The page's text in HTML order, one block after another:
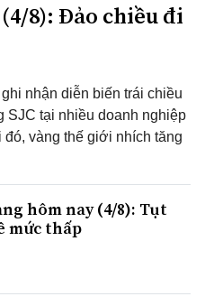
8): Đảo chiều đi
nhận diễn biến trái chiều
SJC tại nhiều doanh nghiệp
đó, vàng thế giới nhích tăng
hôm nay (4/8): Tụt
mức thấp